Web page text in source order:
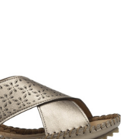
COMBINADO
CHOCOLATE